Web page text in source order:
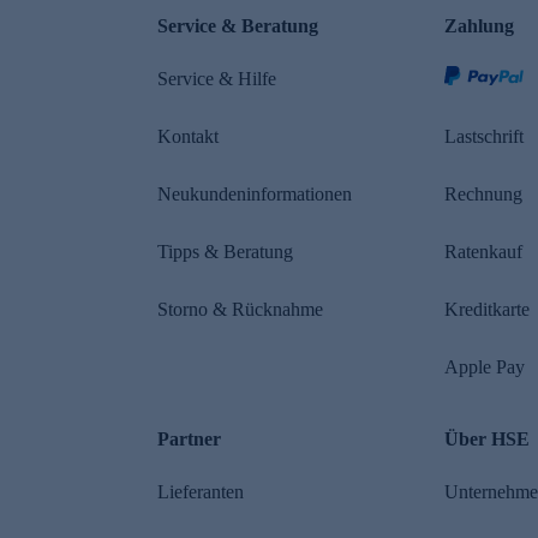
Service & Beratung
Service & Hilfe
Kontakt
Neukundeninformationen
Tipps & Beratung
Storno & Rücknahme
Zahlung
Lastschrift
Rechnung
Ratenkauf
Kreditkarte
Apple Pay
Partner
Lieferanten
Über HSE